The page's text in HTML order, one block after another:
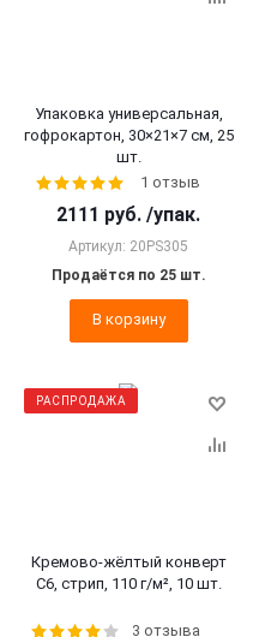
Упаковка универсальная,
гофрокартон, 30×21×7 см, 25
шт.
1 отзыв
2111 руб. /упак.
Артикул: 20PS305
Продаётся по 25 шт.
В корзину
РАСПРОДАЖА
Кремово-жёлтый конверт
С6, стрип, 110 г/м², 10 шт.
3 отзыва